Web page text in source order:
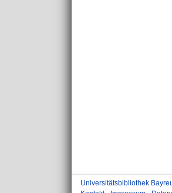
Universitätsbibliothek